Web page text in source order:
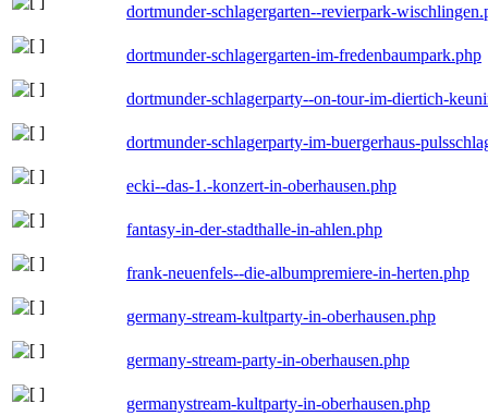
dortmunder-schlagergarten--revierpark-
dortmunder-schlagergarten-im-fredenbaumpark.php
dortmunder-schlagerparty--on-tour-im-diertich-
dortmunder-schlagerparty-im-buergerhaus-
ecki--das-1.-konzert-in-oberhausen.php
fantasy-in-der-stadthalle-in-ahlen.php
frank-neuenfels--die-albumpremiere-in-herten.php
germany-stream-kultparty-in-oberhausen.php
germany-stream-party-in-oberhausen.php
germanystream-kultparty-in-oberhausen.php